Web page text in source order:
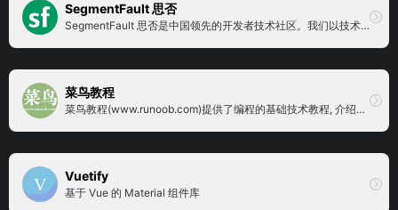
SegmentFault 思否
SegmentFault 思否是中国领先的开发者技术社区。我们以技术问答、技术专栏、技术课程、技术资讯为核心的产品形态，为开发者提供纯粹、高质的技术交流平台。
菜鸟教程
菜鸟教程(www.runoob.com)提供了编程的基础技术教程, 介绍了HTML、CSS、Javascript、Python，Java，Ruby，C，PHP , MySQL等各种编程语言的基础知识。 同时本站中也提供了大量的在线实例，通过实例，您可以更好的学习编程。..
Vuetify
基于 Vue 的 Material 组件库